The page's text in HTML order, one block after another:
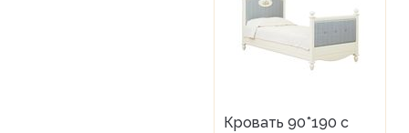
Кровать 90*190 с